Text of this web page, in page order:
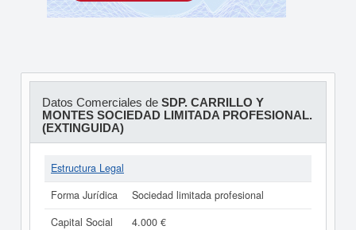
Datos Comerciales de SDP. CARRILLO Y
MONTES SOCIEDAD LIMITADA PROFESIONAL.
(EXTINGUIDA)
Estructura Legal
Forma Jurídica
Sociedad limitada profesional
Capital Social
4.000 €